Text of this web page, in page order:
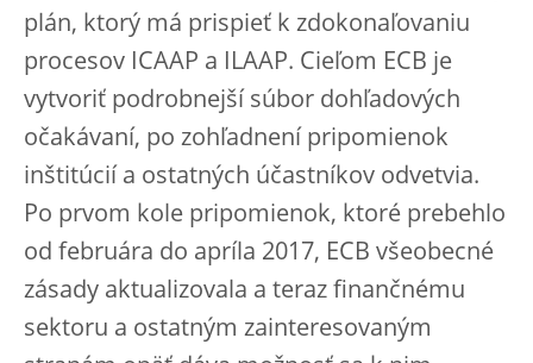
plán, ktorý má prispieť k zdokonaľovaniu
procesov ICAAP a ILAAP. Cieľom ECB je
vytvoriť podrobnejší súbor dohľadových
očakávaní, po zohľadnení pripomienok
inštitúcií a ostatných účastníkov odvetvia.
Po prvom kole pripomienok, ktoré prebehlo
od februára do apríla 2017, ECB všeobecné
zásady aktualizovala a teraz finančnému
sektoru a ostatným zainteresovaným